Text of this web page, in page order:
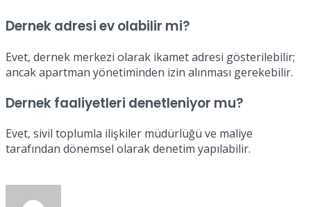
Dernek adresi ev olabilir mi?
Evet, dernek merkezi olarak ikamet adresi gösterilebilir;
ancak apartman yönetiminden izin alınması gerekebilir.
Dernek faaliyetleri denetleniyor mu?
Evet, sivil toplumla ilişkiler müdürlüğü ve maliye
tarafından dönemsel olarak denetim yapılabilir.